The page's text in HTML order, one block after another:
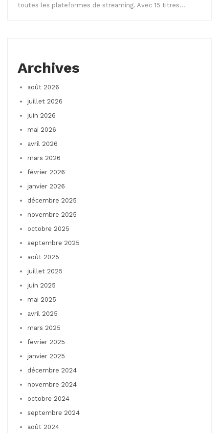
toutes les plateformes de streaming. Avec 15 titres…
Archives
août 2026
juillet 2026
juin 2026
mai 2026
avril 2026
mars 2026
février 2026
janvier 2026
décembre 2025
novembre 2025
octobre 2025
septembre 2025
août 2025
juillet 2025
juin 2025
mai 2025
avril 2025
mars 2025
février 2025
janvier 2025
décembre 2024
novembre 2024
octobre 2024
septembre 2024
août 2024